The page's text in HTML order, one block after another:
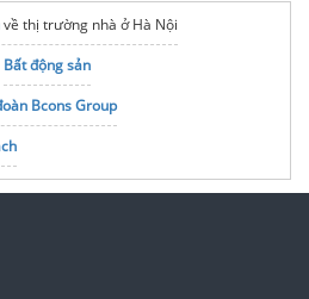
về thị trường nhà ở Hà Nội
Bất động sản
Bcons Group